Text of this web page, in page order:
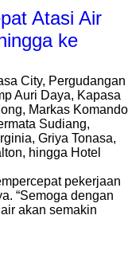
Atasi Air
ke
City, Pergudangan
Auri Daya, Kapasa
Markas Komando
Sudiang,
Griya Tonasa,
hingga Hotel
pekerjaan
“Semoga dengan
akan semakin